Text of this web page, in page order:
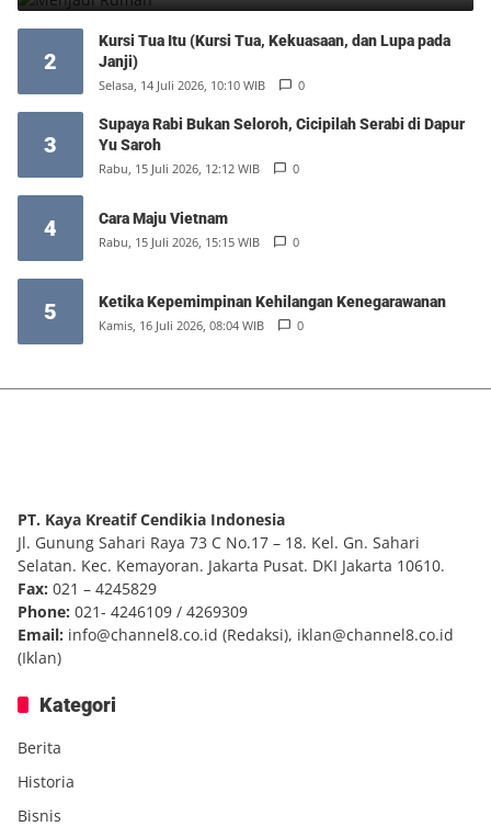
2
Kursi Tua Itu (Kursi Tua, Kekuasaan, dan Lupa pada
Janji)
Selasa, 14 Juli 2026, 10:10 WIB 0
3
Supaya Rabi Bukan Seloroh, Cicipilah Serabi di Dapur
Yu Saroh
Rabu, 15 Juli 2026, 12:12 WIB 0
4 Cara Maju Vietnam
Rabu, 15 Juli 2026, 15:15 WIB 0
5 Ketika Kepemimpinan Kehilangan Kenegarawanan
Kamis, 16 Juli 2026, 08:04 WIB 0
PT. Kaya Kreatif Cendikia Indonesia
Jl. Gunung Sahari Raya 73 C No.17 – 18. Kel. Gn. Sahari
Selatan. Kec. Kemayoran. Jakarta Pusat. DKI Jakarta 10610.
Fax: 021 – 4245829
Phone: 021- 4246109 / 4269309
Email: info@channel8.co.id (Redaksi), iklan@channel8.co.id
(Iklan)
Kategori
Berita
Historia
Bisnis